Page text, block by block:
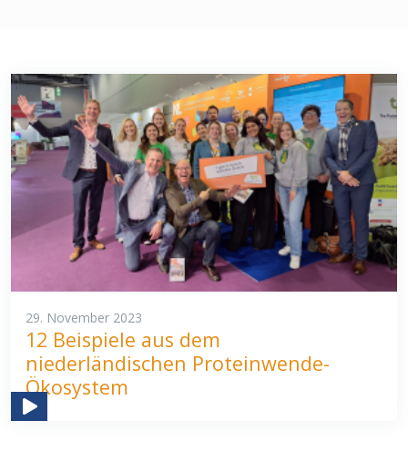
29. November 2023
12 Beispiele aus dem
niederländischen Proteinwende-
Ökosystem